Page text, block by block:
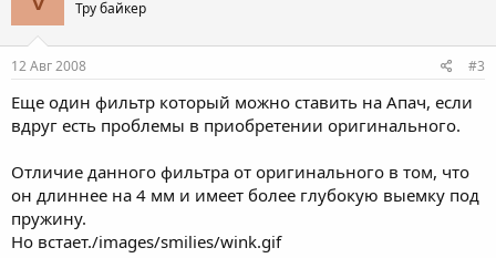
Тру байкер
12 Авг 2008 #3
Еще один фильтр который можно ставить на Апач, если
вдруг есть проблемы в приобретении оригинального.
Отличие данного фильтра от оригинального в том, что
он длиннее на 4 мм и имеет более глубокую выемку под
пружину.
Но встает./images/smilies/wink.gif